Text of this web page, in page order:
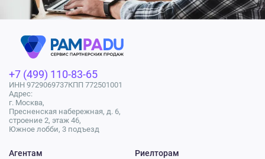
+7 (499) 110-83-65
ИНН 9729069737КПП 772501001
Адрес:
г. Москва,
Пресненская набережная, д. 6,
строение 2, этаж 46,
Южное лобби, 3 подъезд
Агентам
Риелторам